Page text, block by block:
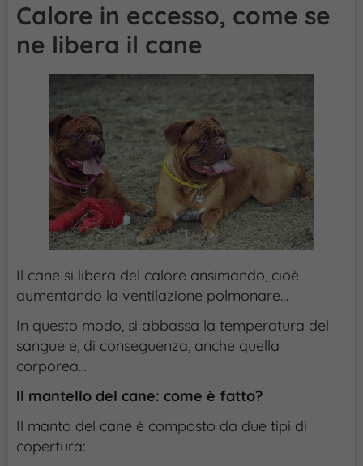
Calore in eccesso, come se
ne libera il cane
Il cane si libera del calore ansimando, cioè
aumentando la ventilazione polmonare…
In questo modo, si abbassa la temperatura del
sangue e, di conseguenza, anche quella
corporea…
Il mantello del cane: come è fatto?
Il manto del cane è composto da due tipi di
copertura: